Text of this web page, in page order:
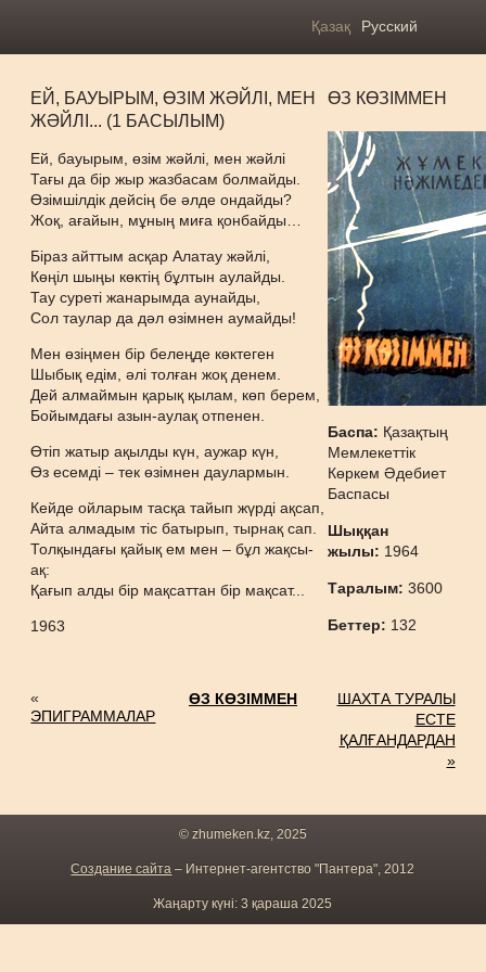
Қазақ Русский
ЕЙ, БАУЫРЫМ, ӨЗІМ ЖӘЙЛІ, МЕН
ЖӘЙЛІ... (1 БАСЫЛЫМ)
Ей, бауырым, өзім жәйлі, мен жәйлі
Тағы да бір жыр жазбасам болмайды.
Өзімшілдік дейсің бе әлде ондайды?
Жоқ, ағайын, мұның миға қонбайды…
Біраз айттым асқар Алатау жәйлі,
Көңіл шыңы көктің бұлтын аулайды.
Тау суреті жанарымда аунайды,
Сол таулар да дәл өзімнен аумайды!
Мен өзіңмен бір белеңде көктеген
Шыбық едім, әлі толған жоқ денем.
Дей алмаймын қарық қылам, көп берем,
Бойымдағы азын-аулақ отпенен.
Өтіп жатыр ақылды күн, аужар күн,
Өз есемді – тек өзімнен даулармын.
Кейде ойларым тасқа тайып жүрді ақсап,
Айта алмадым тіс батырып, тырнақ сап.
Толқындағы қайық ем мен – бұл жақсы-
ақ:
Қағып алды бір мақсаттан бір мақсат...
1963
ӨЗ КӨЗІММЕН
Баспа: Қазақтың
Мемлекеттік
Көркем Әдебиет
Баспасы
Шыққан
жылы: 1964
Таралым:3600
Беттер: 132
«
ЭПИГРАММАЛАР
ӨЗ КӨЗІММЕН
ШАХТА ТУРАЛЫ
ЕСТЕ
ҚАЛҒАНДАРДАН
»
© zhumeken.kz, 2025
Создание сайта – Интернет-агентство "Пантера", 2012
Жаңарту күні: 3 қараша 2025